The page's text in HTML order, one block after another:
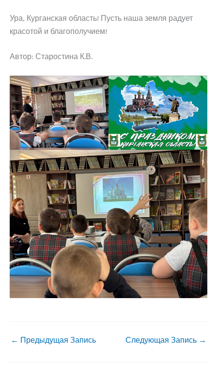
Ура, Курганская область! Пусть наша земля радует
красотой и благополучием!
Автор: Старостина К.В.
← Предыдущая Запись Следующая Запись →